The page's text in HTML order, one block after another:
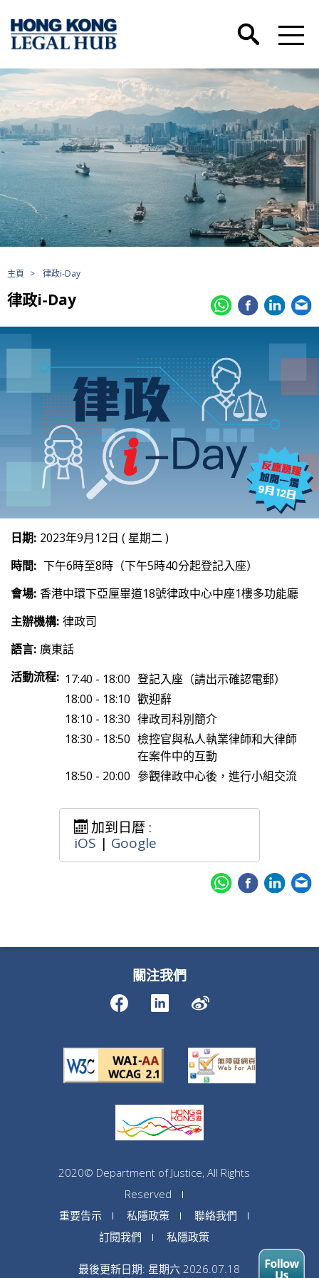
主頁 > 律政i-Day
律政i-Day
日期: 2023年9月12日 ( 星期二 )
時間: 下午6時至8時（下午5時40分起登記入座）
會場: 香港中環下亞厘畢道18號律政中心中座1樓多功能廳
主辦機構: 律政司
語言: 廣東話
活動流程: 17:40 - 18:00 登記入座（請出示確認電郵）
18:00 - 18:10 歡迎辭
18:10 - 18:30 律政司科別簡介
18:30 - 18:50 檢控官與私人執業律師和大律師
在案件中的互動
18:50 - 20:00 參觀律政中心後，進行小組交流
加到日暦 :
iOS | Google
關注我們
2020© Department of Justice, All Rights
Reserved
重要告示
私隱政策
聯絡我們
訂閱我們
私隱政策
最後更新日期: 星期六 2026.07.18